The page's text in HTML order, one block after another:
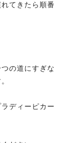
てきたら順番
の道にすぎな
ディーピカー